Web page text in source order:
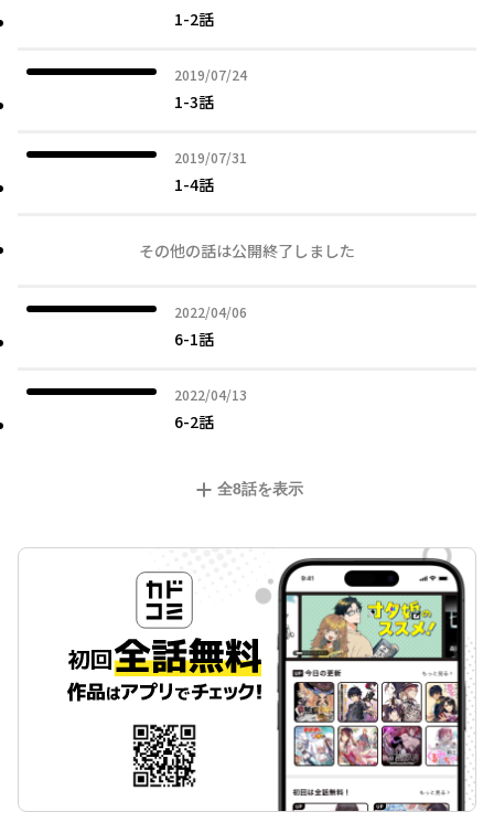
1-2話
2019/07/24
2019年07月24日
1-3話
2019/07/31
2019年07月31日
1-4話
その他の話は公開終了しました
2022/04/06
2022年04月06日
6-1話
2022/04/13
2022年04月13日
6-2話
全8話を表示